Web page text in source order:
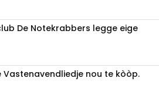
De Notekrabbers legge eige
Vastenavendliedje nou te kòòp.